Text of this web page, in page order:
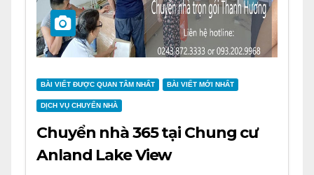
BÀI VIẾT ĐƯỢC QUAN TÂM NHẤT BÀI VIẾT MỚI NHẤT
DỊCH VỤ CHUYỂN NHÀ
Chuyển nhà 365 tại Chung cư
Anland Lake View